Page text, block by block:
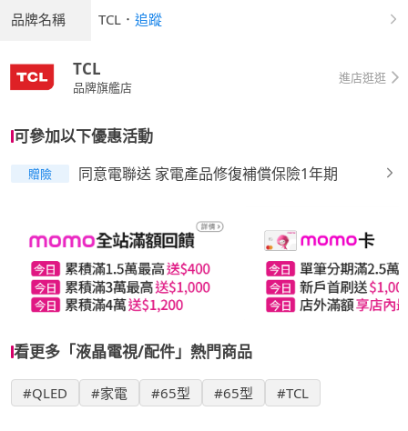
品牌名稱 TCL ． 追蹤
TCL
品牌旗艦店
進店逛逛
可參加以下優惠活動
贈險 同意電聯送 家電產品修復補償保險1年期
看更多「液晶電視/配件」熱門商品
#QLED #家電 #65型 #65型 #TCL